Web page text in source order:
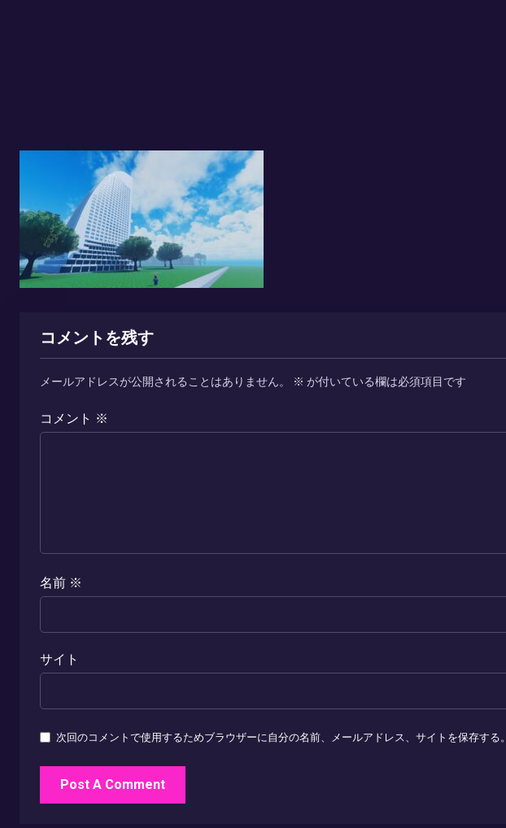
コメントを残す
メールアドレスが公開されることはありません。 ※ が付いている欄は必須項目です
コメント ※
名前 ※
サイト
次回のコメントで使用するためブラウザーに自分の名前、メールアドレス、サイトを保存する。